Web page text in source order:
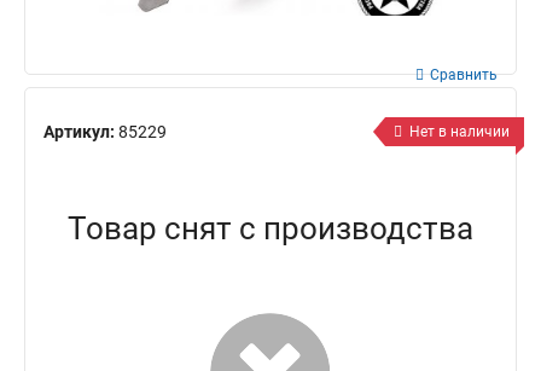
Артикул: 85229
Сравнить
Нет в наличии
Товар снят с производства